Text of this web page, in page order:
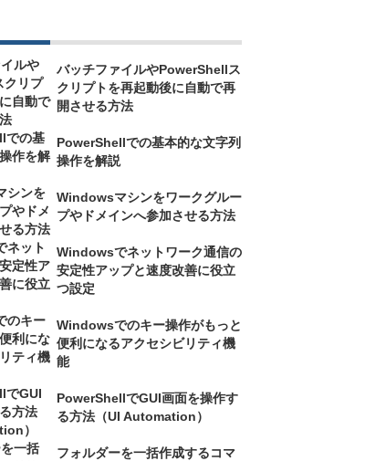
バッチファイルやPowerShellス
クリプトを再起動後に自動で再
開させる方法
PowerShellでの基本的な文字列
操作を解説
Windowsマシンをワークグルー
プやドメインへ参加させる方法
Windowsでネットワーク通信の
安定性アップと速度改善に役立
つ設定
Windowsでのキー操作がもっと
便利になるアクセシビリティ機
能
PowerShellでGUI画面を操作す
る方法（UI Automation）
フォルダーを一括作成するコマ